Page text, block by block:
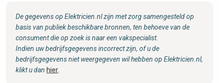
De gegevens op Elektricien.nl zijn met zorg samengesteld op
basis van publiek beschikbare bronnen, ten behoeve van de
consument die op zoek is naar een vakspecialist.
Indien uw bedrijfsgegevens incorrect zijn, of u de
bedrijfsgegevens niet weergegeven wil hebben op Elektricien.nl,
klikt u dan hier